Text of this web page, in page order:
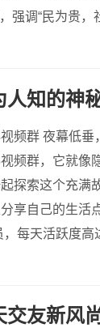
强调“民为贵，
人知的神
频群 夜幕低
频群，它就
探索这个充满
享自己的生
每天活跃度高
交友新风